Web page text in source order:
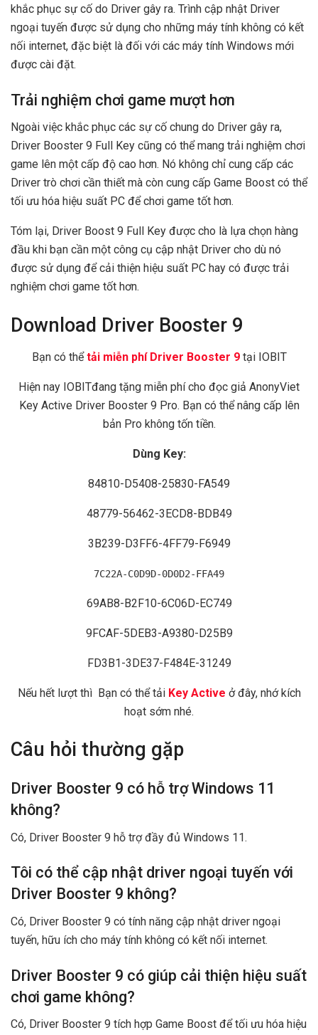
khắc phục sự cố do Driver gây ra. Trình cập nhật Driver
ngoại tuyến được sử dụng cho những máy tính không có kết
nối internet, đặc biệt là đối với các máy tính Windows mới
được cài đặt.
Trải nghiệm chơi game mượt hơn
Ngoài việc khắc phục các sự cố chung do Driver gây ra,
Driver Booster 9 Full Key cũng có thể mang trải nghiệm chơi
game lên một cấp độ cao hơn. Nó không chỉ cung cấp các
Driver trò chơi cần thiết mà còn cung cấp Game Boost có thể
tối ưu hóa hiệu suất PC để chơi game tốt hơn.
Tóm lại, Driver Boost 9 Full Key được cho là lựa chọn hàng
đầu khi bạn cần một công cụ cập nhật Driver cho dù nó
được sử dụng để cải thiện hiệu suất PC hay có được trải
nghiệm chơi game tốt hơn.
Download Driver Booster 9
Bạn có thểtải miễn phí Driver Booster 9tại IOBIT
Hiện nay IOBITđang tặng miễn phí cho đọc giả AnonyViet
Key Active Driver Booster 9 Pro. Bạn có thể nâng cấp lên
bản Pro không tốn tiền.
Dùng Key:
84810-D5408-25830-FA549
48779-56462-3ECD8-BDB49
3B239-D3FF6-4FF79-F6949
7C22A-C0D9D-0D0D2-FFA49
69AB8-B2F10-6C06D-EC749
9FCAF-5DEB3-A9380-D25B9
FD3B1-3DE37-F484E-31249
Nếu hết lượt thì Bạn có thể tải Key Active ở đây, nhớ kích
hoạt sớm nhé.
Câu hỏi thường gặp
Driver Booster 9 có hỗ trợ Windows 11
không?
Có, Driver Booster 9 hỗ trợ đầy đủ Windows 11.
Tôi có thể cập nhật driver ngoại tuyến với
Driver Booster 9 không?
Có, Driver Booster 9 có tính năng cập nhật driver ngoại
tuyến, hữu ích cho máy tính không có kết nối internet.
Driver Booster 9 có giúp cải thiện hiệu suất
chơi game không?
Có, Driver Booster 9 tích hợp Game Boost để tối ưu hóa hiệu